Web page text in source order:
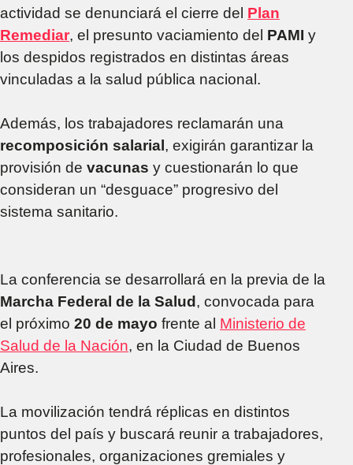
actividad se denunciará el cierre del Plan
Remediar, el presunto vaciamiento del PAMI y
los despidos registrados en distintas áreas
vinculadas a la salud pública nacional.
Además, los trabajadores reclamarán una
recomposición salarial , exigirán garantizar la
provisión de vacunas y cuestionarán lo que
consideran un “desguace” progresivo del
sistema sanitario.
La conferencia se desarrollará en la previa de la
Marcha Federal de la Salud , convocada para
el próximo 20 de mayo frente al Ministerio de
Salud de la Nación, en la Ciudad de Buenos
Aires.
La movilización tendrá réplicas en distintos
puntos del país y buscará reunir a trabajadores,
profesionales, organizaciones gremiales y